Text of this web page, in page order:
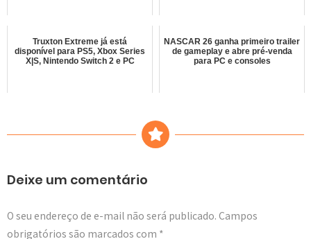
Truxton Extreme já está
disponível para PS5, Xbox Series
X|S, Nintendo Switch 2 e PC
NASCAR 26 ganha primeiro trailer
de gameplay e abre pré-venda
para PC e consoles
Deixe um comentário
O seu endereço de e-mail não será publicado. Campos
obrigatórios são marcados com *